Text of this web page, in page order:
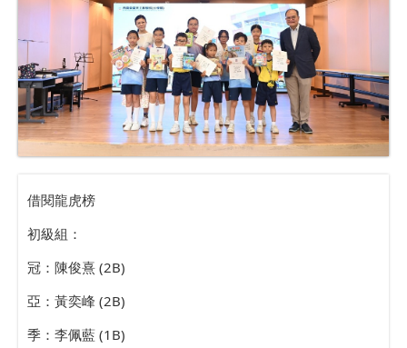
借閱龍虎榜
初級組：
冠：陳俊熹 (2B)
亞：黃奕峰 (2B)
季：李佩藍 (1B)